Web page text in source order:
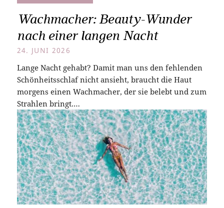
Wachmacher: Beauty-Wunder
nach einer langen Nacht
24. JUNI 2026
Lange Nacht gehabt? Damit man uns den fehlenden
Schönheitsschlaf nicht ansieht, braucht die Haut
morgens einen Wachmacher, der sie belebt und zum
Strahlen bringt.…